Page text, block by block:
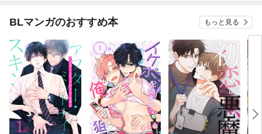
BLマンガのおすすめ本 もっと見る